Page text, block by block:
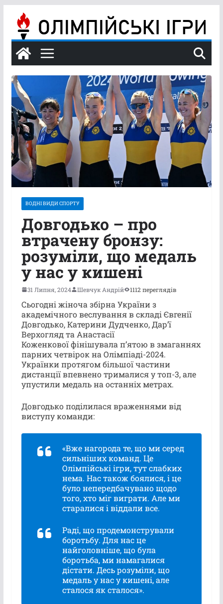
вмісту
ВОДНІ ВИДИ СПОРТУ
Довгодько – про
втрачену бронзу:
розуміли, що медаль
у нас у кишені
31 Липня, 2024 Шевчук Андрій 1112 переглядів
Сьогодні жіноча збірна України з
академічного веслування в складі Євгенії
Довгодько, Катерини Дудченко, Дар’ї
Верхогляд та Анастасії
Коженкової фінішувала п’ятою в змаганнях
парних четвірок на Олімпіаді-2024.
Українки протягом більшої частини
дистанції впевнено трималися у топ-3, але
упустили медаль на останніх метрах.
Довгодько поділилася враженнями від
виступу команди:
«Вже нагорода те, що ми серед
сильніших команд. Це
Олімпійські ігри, тут слабких
нема. Нас також боялися, і це
було непередбачувано щодо
того, хто міг виграти. Але ми
старалися і віддали все.
Раді, що продемонстрували
боротьбу. Для нас це
найголовніше, що була
боротьба, ми намагалися
дістати. Десь розуміли, що
медаль у нас у кишені, але
сталося як сталося».